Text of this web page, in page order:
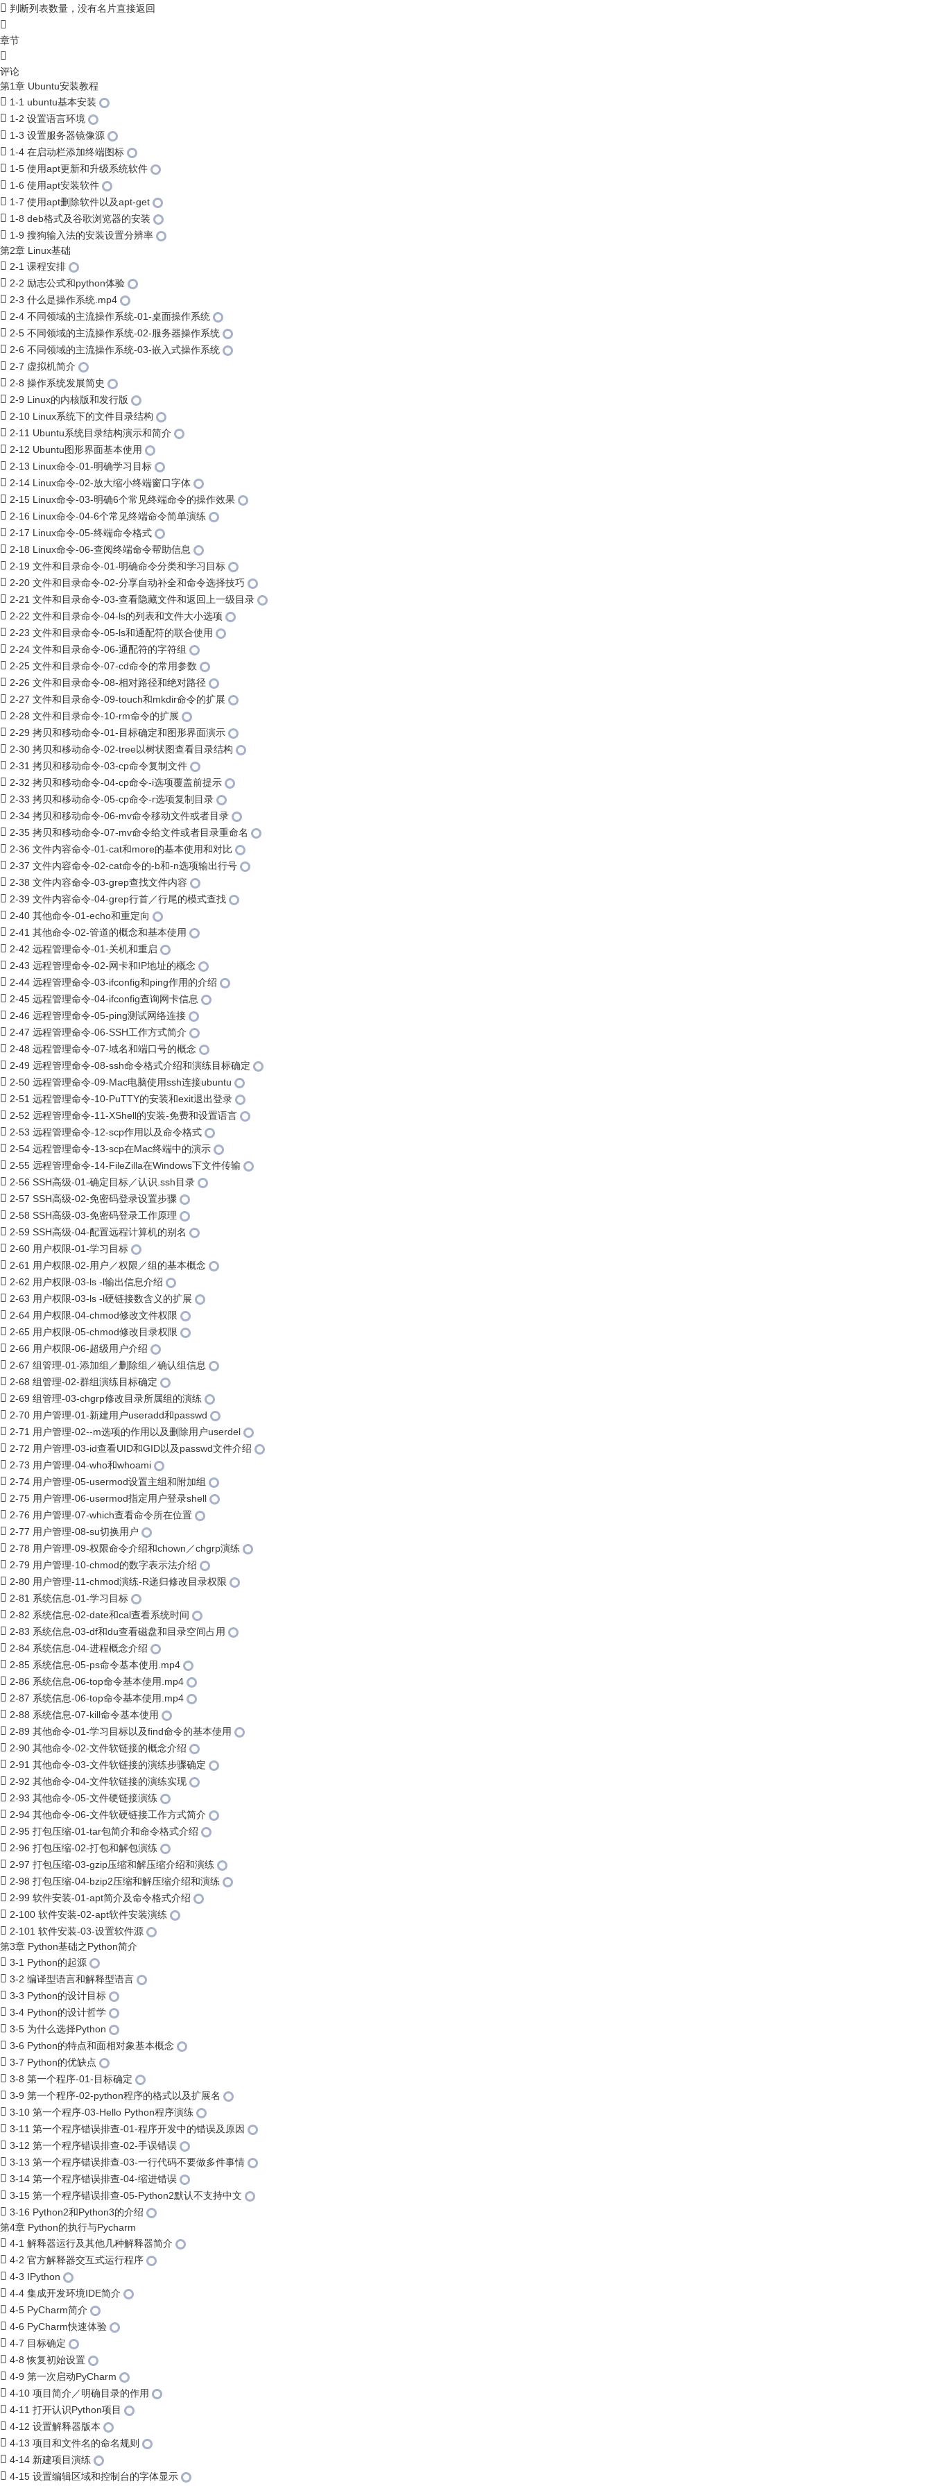
判断列表数量，没有名片直接返回
章节
评论
第1章 Ubuntu安装教程
1-1 ubuntu基本安装
1-2 设置语言环境
1-3 设置服务器镜像源
1-4 在启动栏添加终端图标
1-5 使用apt更新和升级系统软件
1-6 使用apt安装软件
1-7 使用apt删除软件以及apt-get
1-8 deb格式及谷歌浏览器的安装
1-9 搜狗输入法的安装设置分辨率
第2章 Linux基础
2-1 课程安排
2-2 励志公式和python体验
2-3 什么是操作系统.mp4
2-4 不同领域的主流操作系统-01-桌面操作系统
2-5 不同领域的主流操作系统-02-服务器操作系统
2-6 不同领域的主流操作系统-03-嵌入式操作系统
2-7 虚拟机简介
2-8 操作系统发展简史
2-9 Linux的内核版和发行版
2-10 Linux系统下的文件目录结构
2-11 Ubuntu系统目录结构演示和简介
2-12 Ubuntu图形界面基本使用
2-13 Linux命令-01-明确学习目标
2-14 Linux命令-02-放大缩小终端窗口字体
2-15 Linux命令-03-明确6个常见终端命令的操作效果
2-16 Linux命令-04-6个常见终端命令简单演练
2-17 Linux命令-05-终端命令格式
2-18 Linux命令-06-查阅终端命令帮助信息
2-19 文件和目录命令-01-明确命令分类和学习目标
2-20 文件和目录命令-02-分享自动补全和命令选择技巧
2-21 文件和目录命令-03-查看隐藏文件和返回上一级目录
2-22 文件和目录命令-04-ls的列表和文件大小选项
2-23 文件和目录命令-05-ls和通配符的联合使用
2-24 文件和目录命令-06-通配符的字符组
2-25 文件和目录命令-07-cd命令的常用参数
2-26 文件和目录命令-08-相对路径和绝对路径
2-27 文件和目录命令-09-touch和mkdir命令的扩展
2-28 文件和目录命令-10-rm命令的扩展
2-29 拷贝和移动命令-01-目标确定和图形界面演示
2-30 拷贝和移动命令-02-tree以树状图查看目录结构
2-31 拷贝和移动命令-03-cp命令复制文件
2-32 拷贝和移动命令-04-cp命令-i选项覆盖前提示
2-33 拷贝和移动命令-05-cp命令-r选项复制目录
2-34 拷贝和移动命令-06-mv命令移动文件或者目录
2-35 拷贝和移动命令-07-mv命令给文件或者目录重命名
2-36 文件内容命令-01-cat和more的基本使用和对比
2-37 文件内容命令-02-cat命令的-b和-n选项输出行号
2-38 文件内容命令-03-grep查找文件内容
2-39 文件内容命令-04-grep行首／行尾的模式查找
2-40 其他命令-01-echo和重定向
2-41 其他命令-02-管道的概念和基本使用
2-42 远程管理命令-01-关机和重启
2-43 远程管理命令-02-网卡和IP地址的概念
2-44 远程管理命令-03-ifconfig和ping作用的介绍
2-45 远程管理命令-04-ifconfig查询网卡信息
2-46 远程管理命令-05-ping测试网络连接
2-47 远程管理命令-06-SSH工作方式简介
2-48 远程管理命令-07-域名和端口号的概念
2-49 远程管理命令-08-ssh命令格式介绍和演练目标确定
2-50 远程管理命令-09-Mac电脑使用ssh连接ubuntu
2-51 远程管理命令-10-PuTTY的安装和exit退出登录
2-52 远程管理命令-11-XShell的安装-免费和设置语言
2-53 远程管理命令-12-scp作用以及命令格式
2-54 远程管理命令-13-scp在Mac终端中的演示
2-55 远程管理命令-14-FileZilla在Windows下文件传输
2-56 SSH高级-01-确定目标／认识.ssh目录
2-57 SSH高级-02-免密码登录设置步骤
2-58 SSH高级-03-免密码登录工作原理
2-59 SSH高级-04-配置远程计算机的别名
2-60 用户权限-01-学习目标
2-61 用户权限-02-用户／权限／组的基本概念
2-62 用户权限-03-ls -l输出信息介绍
2-63 用户权限-03-ls -l硬链接数含义的扩展
2-64 用户权限-04-chmod修改文件权限
2-65 用户权限-05-chmod修改目录权限
2-66 用户权限-06-超级用户介绍
2-67 组管理-01-添加组／删除组／确认组信息
2-68 组管理-02-群组演练目标确定
2-69 组管理-03-chgrp修改目录所属组的演练
2-70 用户管理-01-新建用户useradd和passwd
2-71 用户管理-02--m选项的作用以及删除用户userdel
2-72 用户管理-03-id查看UID和GID以及passwd文件介绍
2-73 用户管理-04-who和whoami
2-74 用户管理-05-usermod设置主组和附加组
2-75 用户管理-06-usermod指定用户登录shell
2-76 用户管理-07-which查看命令所在位置
2-77 用户管理-08-su切换用户
2-78 用户管理-09-权限命令介绍和chown／chgrp演练
2-79 用户管理-10-chmod的数字表示法介绍
2-80 用户管理-11-chmod演练-R递归修改目录权限
2-81 系统信息-01-学习目标
2-82 系统信息-02-date和cal查看系统时间
2-83 系统信息-03-df和du查看磁盘和目录空间占用
2-84 系统信息-04-进程概念介绍
2-85 系统信息-05-ps命令基本使用.mp4
2-86 系统信息-06-top命令基本使用.mp4
2-87 系统信息-06-top命令基本使用.mp4
2-88 系统信息-07-kill命令基本使用
2-89 其他命令-01-学习目标以及find命令的基本使用
2-90 其他命令-02-文件软链接的概念介绍
2-91 其他命令-03-文件软链接的演练步骤确定
2-92 其他命令-04-文件软链接的演练实现
2-93 其他命令-05-文件硬链接演练
2-94 其他命令-06-文件软硬链接工作方式简介
2-95 打包压缩-01-tar包简介和命令格式介绍
2-96 打包压缩-02-打包和解包演练
2-97 打包压缩-03-gzip压缩和解压缩介绍和演练
2-98 打包压缩-04-bzip2压缩和解压缩介绍和演练
2-99 软件安装-01-apt简介及命令格式介绍
2-100 软件安装-02-apt软件安装演练
2-101 软件安装-03-设置软件源
第3章 Python基础之Python简介
3-1 Python的起源
3-2 编译型语言和解释型语言
3-3 Python的设计目标
3-4 Python的设计哲学
3-5 为什么选择Python
3-6 Python的特点和面相对象基本概念
3-7 Python的优缺点
3-8 第一个程序-01-目标确定
3-9 第一个程序-02-python程序的格式以及扩展名
3-10 第一个程序-03-Hello Python程序演练
3-11 第一个程序错误排查-01-程序开发中的错误及原因
3-12 第一个程序错误排查-02-手误错误
3-13 第一个程序错误排查-03-一行代码不要做多件事情
3-14 第一个程序错误排查-04-缩进错误
3-15 第一个程序错误排查-05-Python2默认不支持中文
3-16 Python2和Python3的介绍
第4章 Python的执行与Pycharm
4-1 解释器运行及其他几种解释器简介
4-2 官方解释器交互式运行程序
4-3 IPython
4-4 集成开发环境IDE简介
4-5 PyCharm简介
4-6 PyCharm快速体验
4-7 目标确定
4-8 恢复初始设置
4-9 第一次启动PyCharm
4-10 项目简介／明确目录的作用
4-11 打开认识Python项目
4-12 设置解释器版本
4-13 项目和文件名的命名规则
4-14 新建项目演练
4-15 设置编辑区域和控制台的字体显示